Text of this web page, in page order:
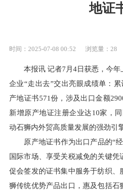
地证
时间：2025-07-08 00:52 浏览量： 28
本报讯 记者7月4日获悉，今年
企业“走出去”交出亮眼成绩单：
产地证书571份，涉及出口金额
新增原产地证注册企业达10家，
动石狮内外贸高质量发展的强劲引擎
原产地证书作为出口产品的“经
国际市场、享受关税减免的关键凭
促会签发的证书集中服务于纺织、
狮传统优势产品出口，惠及包括石